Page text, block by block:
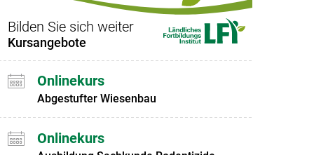
Bilden Sie sich weiter
Kursangebote
Onlinekurs
Abgestufter Wiesenbau
Onlinekurs